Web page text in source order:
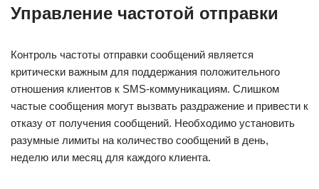
Управление частотой отправки
Контроль частоты отправки сообщений является
критически важным для поддержания положительного
отношения клиентов к SMS-коммуникациям. Слишком
частые сообщения могут вызвать раздражение и привести к
отказу от получения сообщений. Необходимо установить
разумные лимиты на количество сообщений в день,
неделю или месяц для каждого клиента.